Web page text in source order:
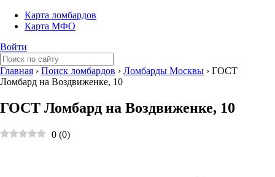
Карта ломбардов
Карта МФО
Войти
Главная › Поиск ломбардов › Ломбарды Москвы › ГОСТ
Ломбард на Воздвиженке, 10
ГОСТ Ломбард на Воздвиженке, 10
0 (0)